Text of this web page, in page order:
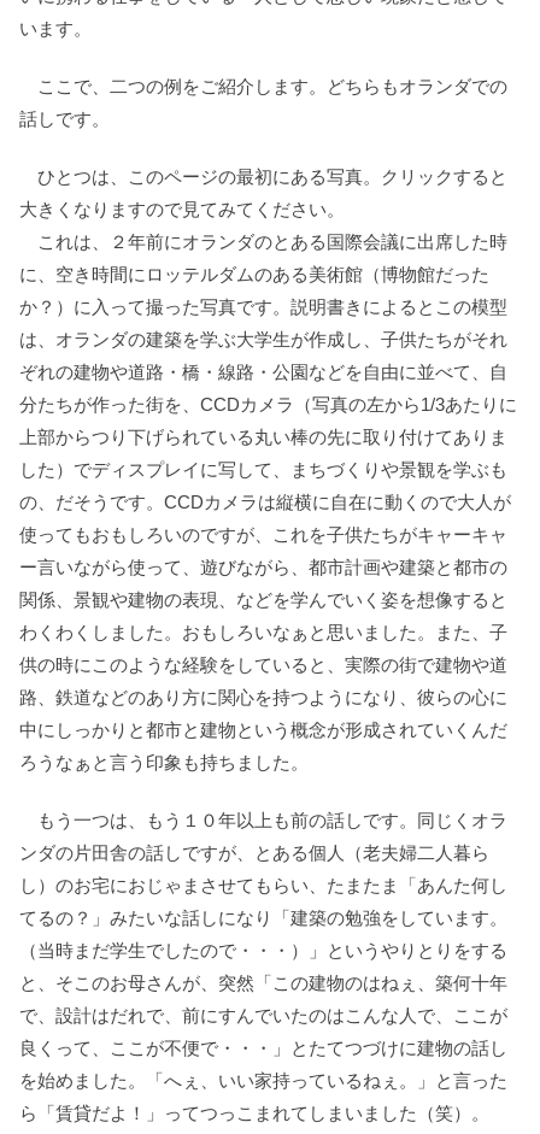
います。
ここで、二つの例をご紹介します。どちらもオランダでの
話しです。
ひとつは、このページの最初にある写真。クリックすると
大きくなりますので見てみてください。
これは、２年前にオランダのとある国際会議に出席した時
に、空き時間にロッテルダムのある美術館（博物館だった
か？）に入って撮った写真です。説明書きによるとこの模型
は、オランダの建築を学ぶ大学生が作成し、子供たちがそれ
ぞれの建物や道路・橋・線路・公園などを自由に並べて、自
分たちが作った街を、CCDカメラ（写真の左から1/3あたりに
上部からつり下げられている丸い棒の先に取り付けてありま
した）でディスプレイに写して、まちづくりや景観を学ぶも
の、だそうです。CCDカメラは縦横に自在に動くので大人が
使ってもおもしろいのですが、これを子供たちがキャーキャ
ー言いながら使って、遊びながら、都市計画や建築と都市の
関係、景観や建物の表現、などを学んでいく姿を想像すると
わくわくしました。おもしろいなぁと思いました。また、子
供の時にこのような経験をしていると、実際の街で建物や道
路、鉄道などのあり方に関心を持つようになり、彼らの心に
中にしっかりと都市と建物という概念が形成されていくんだ
ろうなぁと言う印象も持ちました。
もう一つは、もう１０年以上も前の話しです。同じくオラ
ンダの片田舎の話しですが、とある個人（老夫婦二人暮ら
し）のお宅におじゃまさせてもらい、たまたま「あんた何し
てるの？」みたいな話しになり「建築の勉強をしています。
（当時まだ学生でしたので・・・）」というやりとりをする
と、そこのお母さんが、突然「この建物のはねぇ、築何十年
で、設計はだれで、前にすんでいたのはこんな人で、ここが
良くって、ここが不便で・・・」とたてつづけに建物の話し
を始めました。「へぇ、いい家持っているねぇ。」と言った
ら「賃貸だよ！」ってつっこまれてしまいました（笑）。